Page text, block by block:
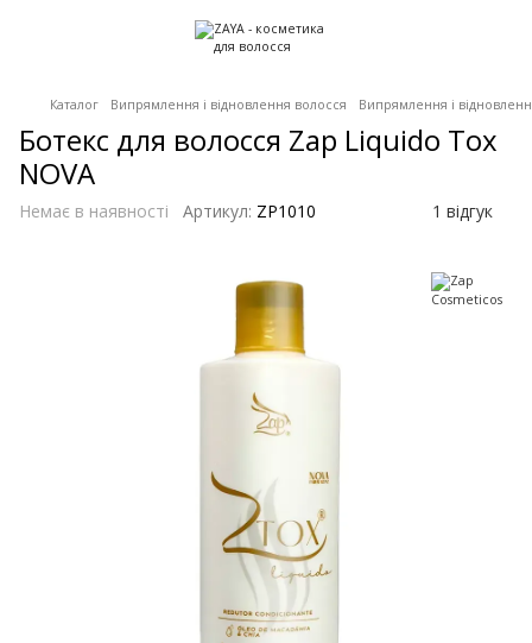
Каталог Випрямлення і відновлення волосся Випрямлення і
Ботекс для волосся Zap Liquido Tox
NOVA
Немає в наявності Артикул: ZP1010 1 відгук